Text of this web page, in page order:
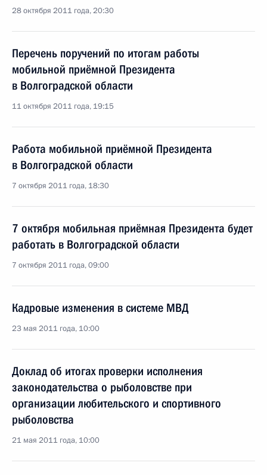
28 октября 2011 года, 20:30
Перечень поручений по итогам работы
мобильной приёмной Президента
в Волгоградской области
11 октября 2011 года, 19:15
Работа мобильной приёмной Президента
в Волгоградской области
7 октября 2011 года, 18:30
7 октября мобильная приёмная Президента будет
работать в Волгоградской области
7 октября 2011 года, 09:00
Кадровые изменения в системе МВД
23 мая 2011 года, 10:00
Доклад об итогах проверки исполнения
законодательства о рыболовстве при
организации любительского и спортивного
рыболовства
21 мая 2011 года, 10:00